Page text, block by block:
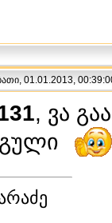
01.01.2013,
, ვა